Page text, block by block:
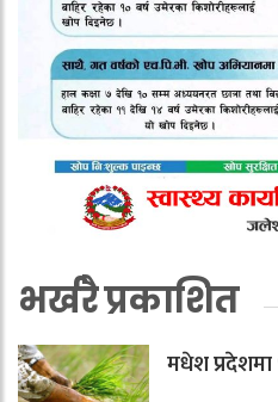
भर्खरै प्रकाशित
मधेश प्रदेशमा